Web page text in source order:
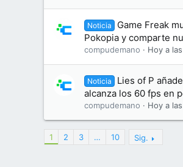
Noticia
Game Freak
Pokopia y comparte
compudemano Hoy a
Noticia
Lies of P
alcanza los 60 fps en
compudemano Hoy a
1 2 3 … 10 Sig.